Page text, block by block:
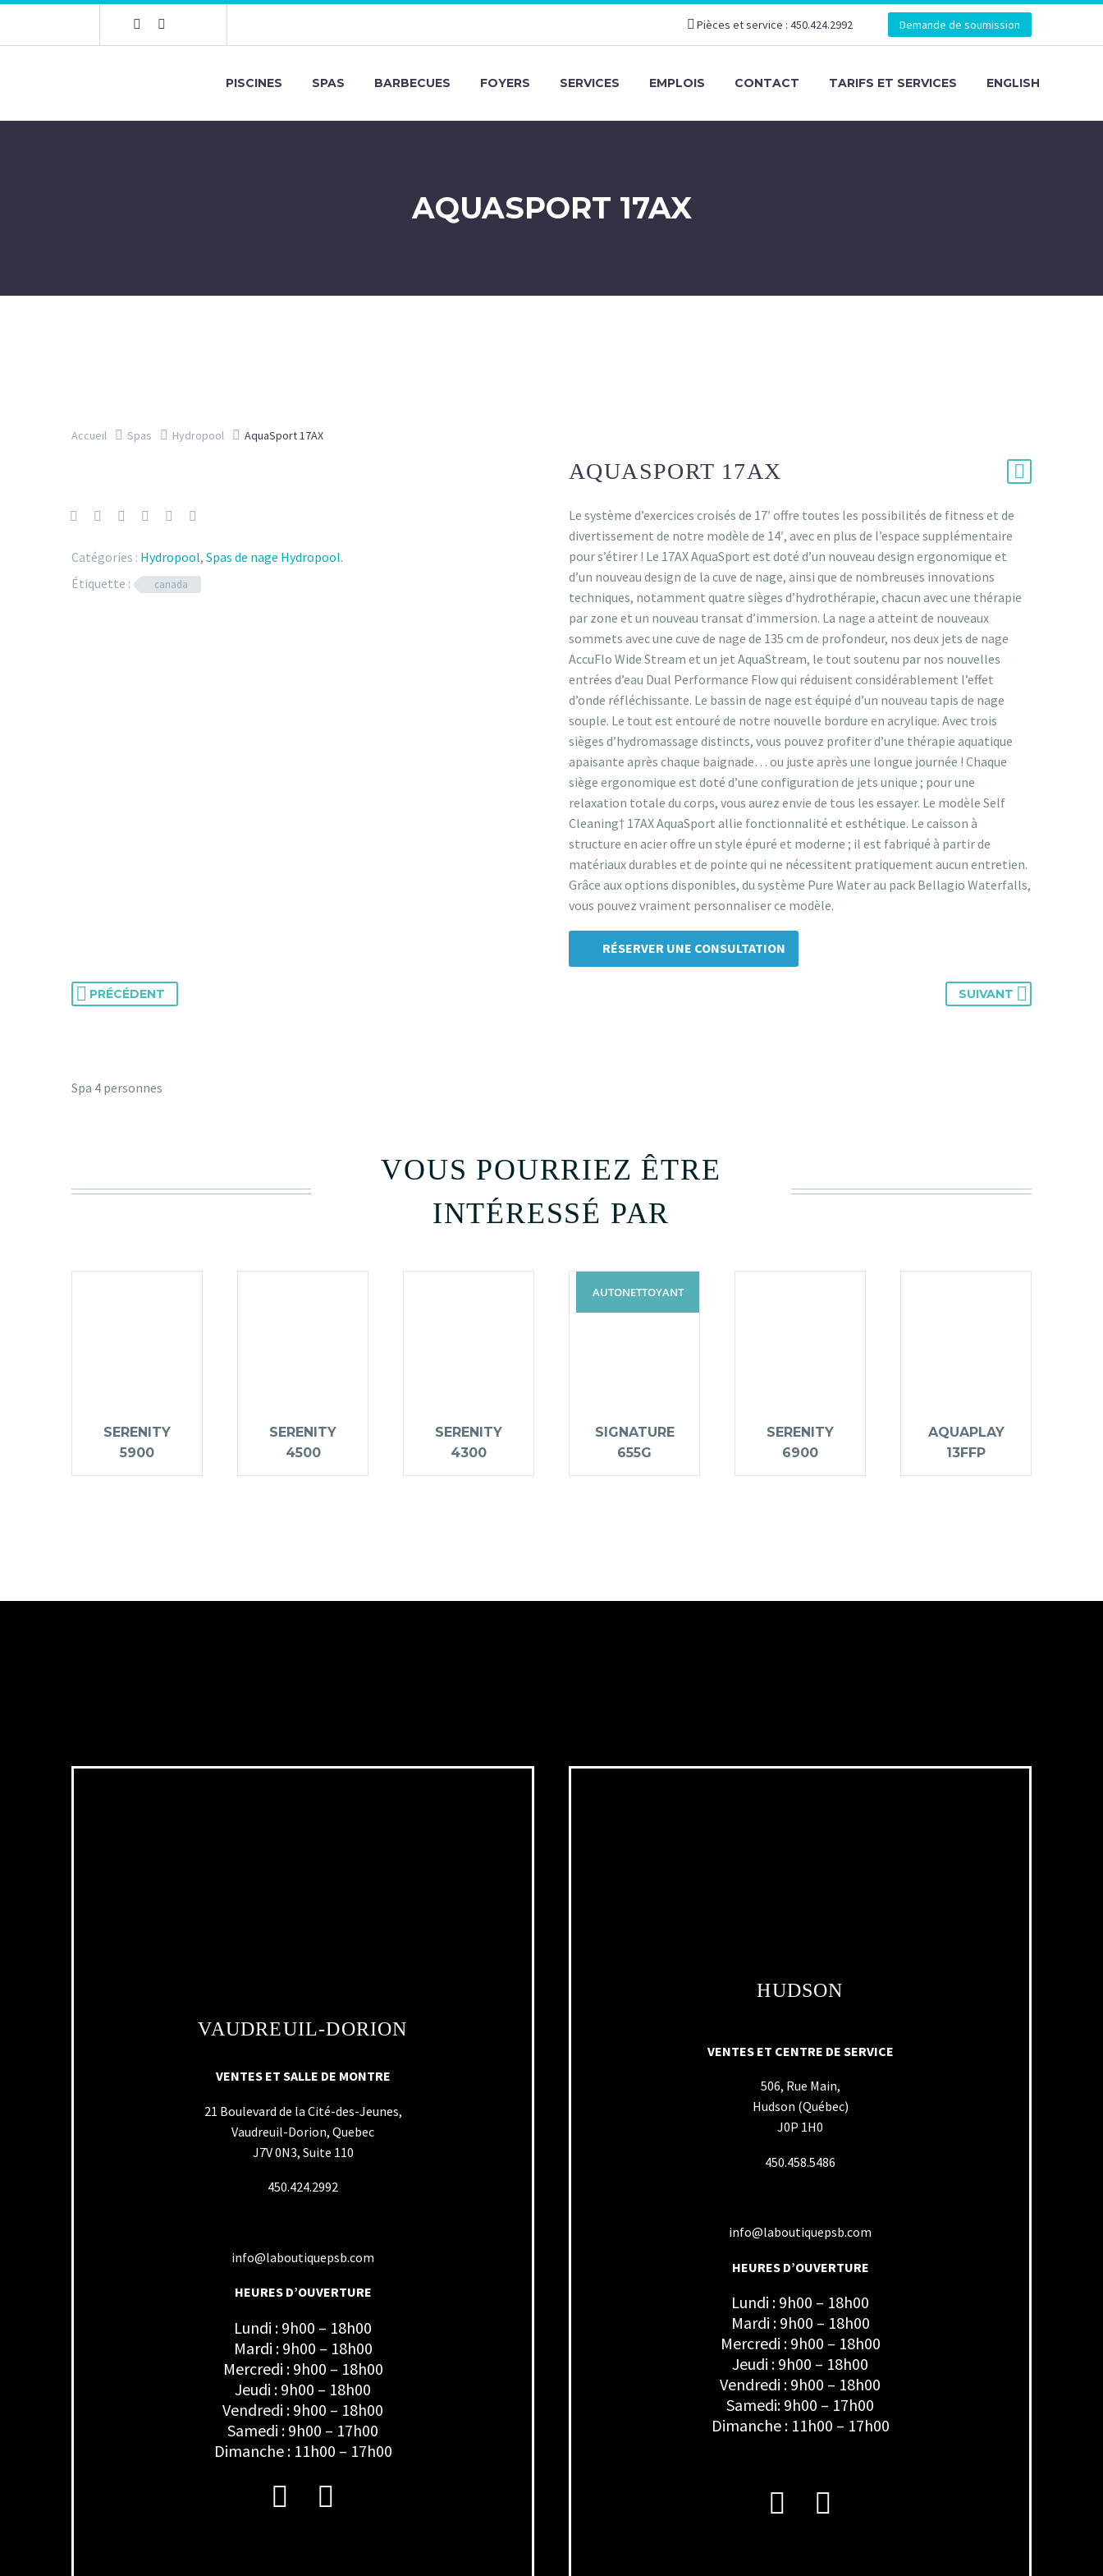
Pièces et service : 450.424.2992 Demande de soumission
PISCINES SPAS BARBECUES FOYERS SERVICES EMPLOIS CONTACT TARIFS ET SERVICES ENGLISH
AQUASPORT 17AX
Accueil Spas Hydropool AquaSport 17AX
Catégories : Hydropool, Spas de nage Hydropool.
Étiquette :
canada
AQUASPORT 17AX
Le système d’exercices croisés de 17′ offre toutes les possibilités de fitness et de
divertissement de notre modèle de 14′, avec en plus de l’espace supplémentaire
pour s’étirer ! Le 17AX AquaSport est doté d’un nouveau design ergonomique et
d’un nouveau design de la cuve de nage, ainsi que de nombreuses innovations
techniques, notamment quatre sièges d’hydrothérapie, chacun avec une thérapie
par zone et un nouveau transat d’immersion. La nage a atteint de nouveaux
sommets avec une cuve de nage de 135 cm de profondeur, nos deux jets de nage
AccuFlo Wide Stream et un jet AquaStream, le tout soutenu par nos nouvelles
entrées d’eau Dual Performance Flow qui réduisent considérablement l’effet
d’onde réfléchissante. Le bassin de nage est équipé d’un nouveau tapis de nage
souple. Le tout est entouré de notre nouvelle bordure en acrylique. Avec trois
sièges d’hydromassage distincts, vous pouvez profiter d’une thérapie aquatique
apaisante après chaque baignade… ou juste après une longue journée ! Chaque
siège ergonomique est doté d’une configuration de jets unique ; pour une
relaxation totale du corps, vous aurez envie de tous les essayer. Le modèle Self
Cleaning† 17AX AquaSport allie fonctionnalité et esthétique. Le caisson à
structure en acier offre un style épuré et moderne ; il est fabriqué à partir de
matériaux durables et de pointe qui ne nécessitent pratiquement aucun entretien.
Grâce aux options disponibles, du système Pure Water au pack Bellagio Waterfalls,
vous pouvez vraiment personnaliser ce modèle.
RÉSERVER UNE CONSULTATION
PRÉCÉDENT SUIVANT
Spa 4 personnes
VOUS POURRIEZ ÊTRE
INTÉRESSÉ PAR
SERENITY
5900
SERENITY
4500
SERENITY
4300
AUTONETTOYANT
SIGNATURE
655G
SERENITY
6900
AQUAPLAY
13FFP
VAUDREUIL-DORION
VENTES ET SALLE DE MONTRE
21 Boulevard de la Cité-des-Jeunes,
Vaudreuil-Dorion, Quebec
J7V 0N3, Suite 110
450.424.2992
info@laboutiquepsb.com
HEURES D’OUVERTURE
Lundi : 9h00 – 18h00
Mardi : 9h00 – 18h00
Mercredi : 9h00 – 18h00
Jeudi : 9h00 – 18h00
Vendredi : 9h00 – 18h00
Samedi : 9h00 – 17h00
Dimanche : 11h00 – 17h00
HUDSON
VENTES ET CENTRE DE SERVICE
506, Rue Main,
Hudson (Québec)
J0P 1H0
450.458.5486
info@laboutiquepsb.com
HEURES D’OUVERTURE
Lundi : 9h00 – 18h00
Mardi : 9h00 – 18h00
Mercredi : 9h00 – 18h00
Jeudi : 9h00 – 18h00
Vendredi : 9h00 – 18h00
Samedi: 9h00 – 17h00
Dimanche : 11h00 – 17h00